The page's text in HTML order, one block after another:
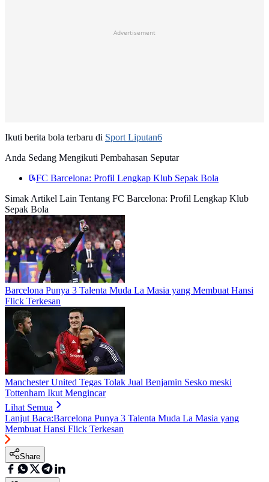
Advertisement
Ikuti berita bola terbaru di Sport Liputan6
Anda Sedang Mengikuti Pembahasan Seputar
FC Barcelona: Profil Lengkap Klub Sepak Bola
Simak Artikel Lain Tentang FC Barcelona: Profil Lengkap Klub
Sepak Bola
Barcelona Punya 3 Talenta Muda La Masia yang Membuat Hansi
Flick Terkesan
Manchester United Tegas Tolak Jual Benjamin Sesko meski
Tottenham Ikut Mengincar
Lihat Semua
Lanjut Baca:Barcelona Punya 3 Talenta Muda La Masia yang
Membuat Hansi Flick Terkesan
Share